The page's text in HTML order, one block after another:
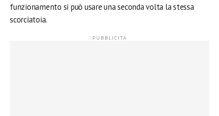
funzionamento si può usare una seconda volta la stessa
scorciatoia.